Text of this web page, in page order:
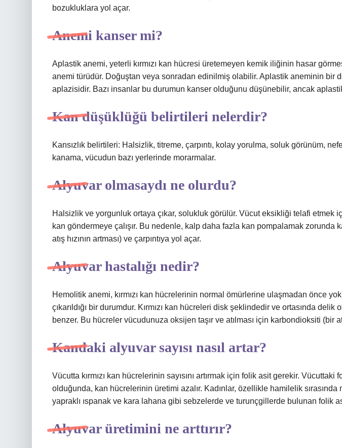
bozukluklara yol açar.
Anemi kanser mi?
Aplastik anemi, yeterli kırmızı kan hücresi üretemeyen kemik iliğinin hasar
anemi türüdür. Doğuştan veya sonradan edinilmiş olabilir. Aplastik aneminin bir
aplazisidir. Bazı insanlar bu durumun kanser olduğunu düşünebilir, ancak
Kan düşüklüğü belirtileri nelerdir?
Kansızlık belirtileri: Halsizlik, titreme, çarpıntı, kolay yorulma, soluk görünüm,
kanama, vücudun bazı yerlerinde morarmalar.
Alyuvar olmasaydı ne olurdu?
Halsizlik ve yorgunluk ortaya çıkar, solukluk görülür. Vücut eksikliği telafi etmek
kan göndermeye çalışır. Bu nedenle, kalp daha fazla kan pompalamak zorunda
atış hızının artması) ve çarpıntıya yol açar.
Alyuvar hastalığı nedir?
Hemolitik anemi, kırmızı kan hücrelerinin normal ömürlerine ulaşmadan önce
çıkarıldığı bir durumdur. Kırmızı kan hücreleri disk şeklindedir ve ortasında
benzer. Bu hücreler vücudunuza oksijen taşır ve atılması için karbondioksiti (bir
Kandaki alyuvar sayısı nasıl artar?
Vücutta kırmızı kan hücrelerinin sayısını artırmak için folik asit gerekir.
olduğunda, kan hücrelerinin üretimi azalır. Kadınlar, özellikle hamilelik sırasında
yapraklı ıspanak ve kara lahana gibi sebzelerde ve turunçgillerde bulunan folik
Alyuvar üretimini ne arttırır?